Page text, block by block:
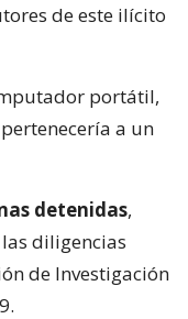
de este ilícito
portátil,
a un
detenidas,
diligencias
de Investigación